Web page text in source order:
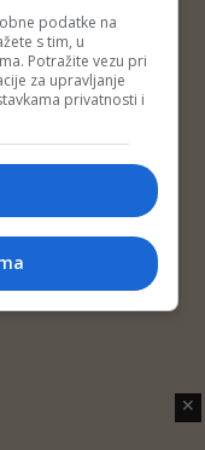
Privatnost korisnika
✕
podatke na
s tim, u
Potražite vezu pri
za upravljanje
privatnosti i